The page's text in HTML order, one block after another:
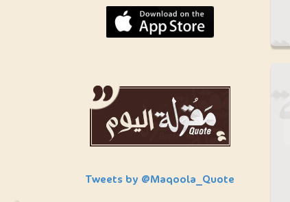
Tweets by @Maqoola_Quote